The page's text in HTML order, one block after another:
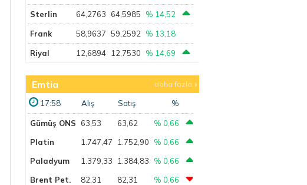
Sterlin 64,2763 64,5985 % 14,52
Frank 58,9637 59,2592 % 13,18
Riyal 12,6894 12,7530 % 14,69
Emtia daha fazla
17:58 Alış Satış %
Gümüş ONS 63,53 63,62
% 0,66
Platin
1.747,47 1.752,90
% 0,66
Paladyum
1.379,33 1.384,83
% 0,66
Brent Pet.
82,31 82,31
% 0,66